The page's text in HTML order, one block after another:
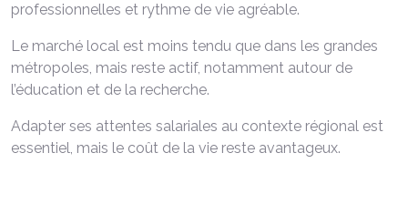
professionnelles et rythme de vie agréable.
Le marché local est moins tendu que dans les grandes
métropoles, mais reste actif, notamment autour de
l’éducation et de la recherche.
Adapter ses attentes salariales au contexte régional est
essentiel, mais le coût de la vie reste avantageux.